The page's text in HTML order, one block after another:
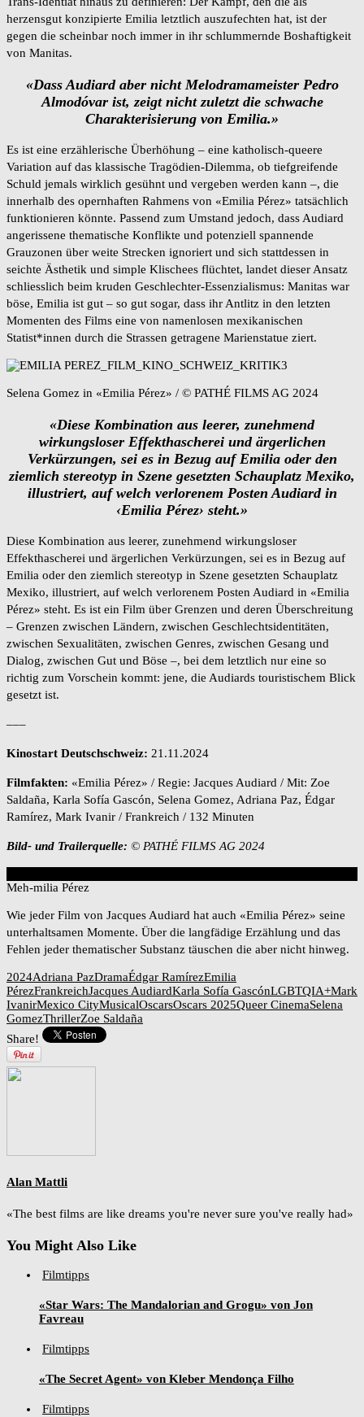
herzensgut konzipierte Emilia letztlich auszufechten hat, ist der
gegen die scheinbar noch immer in ihr schlummernde Boshaftigkeit
von Manitas.
«Dass Audiard aber nicht Melodramameister Pedro
Almodóvar ist, zeigt nicht zuletzt die schwache
Charakterisierung von Emilia.»
Es ist eine erzählerische Überhöhung – eine katholisch-queere
Variation auf das klassische Tragödien-Dilemma, ob tiefgreifende
Schuld jemals wirklich gesühnt und vergeben werden kann –, die
innerhalb des opernhaften Rahmens von «Emilia Pérez» tatsächlich
funktionieren könnte. Passend zum Umstand jedoch, dass Audiard
angerissene thematische Konflikte und potenziell spannende
Grauzonen über weite Strecken ignoriert und sich stattdessen in
seichte Ästhetik und simple Klischees flüchtet, landet dieser Ansatz
schliesslich beim kruden Geschlechter-Essenzialismus: Manitas war
böse, Emilia ist gut – so gut sogar, dass ihr Antlitz in den letzten
Momenten des Films eine von namenlosen mexikanischen
Statist*innen durch die Strassen getragene Marienstatue ziert.
Selena Gomez in «Emilia Pérez» / © PATHÉ FILMS AG 2024
«Diese Kombination aus leerer, zunehmend
wirkungsloser Effekthascherei und ärgerlichen
Verkürzungen, sei es in Bezug auf Emilia oder den
ziemlich stereotyp in Szene gesetzten Schauplatz Mexiko,
illustriert, auf welch verlorenem Posten Audiard in
‹Emilia Pérez› steht.»
Diese Kombination aus leerer, zunehmend wirkungsloser
Effekthascherei und ärgerlichen Verkürzungen, sei es in Bezug auf
Emilia oder den ziemlich stereotyp in Szene gesetzten Schauplatz
Mexiko, illustriert, auf welch verlorenem Posten Audiard in «Emilia
Pérez» steht. Es ist ein Film über Grenzen und deren Überschreitung
– Grenzen zwischen Ländern, zwischen Geschlechtsidentitäten,
zwischen Sexualitäten, zwischen Genres, zwischen Gesang und
Dialog, zwischen Gut und Böse –, bei dem letztlich nur eine so
richtig zum Vorschein kommt: jene, die Audiards touristischem Blick
gesetzt ist.
–––
Kinostart Deutschschweiz: 21.11.2024
Filmfakten: «Emilia Pérez» / Regie: Jacques Audiard / Mit: Zoe
Saldaña, Karla Sofía Gascón, Selena Gomez, Adriana Paz, Édgar
Ramírez, Mark Ivanir / Frankreich / 132 Minuten
Bild- und Trailerquelle: © PATHÉ FILMS AG 2024
Meh-milia Pérez
Wie jeder Film von Jacques Audiard hat auch «Emilia Pérez» seine
unterhaltsamen Momente. Über die langfädige Erzählung und das
Fehlen jeder thematischer Substanz täuschen die aber nicht hinweg.
2024Adriana PazDramaÉdgar RamírezEmilia
PérezFrankreichJacques AudiardKarla Sofía GascónLGBTQIA+Mark
IvanirMexico CityMusicalOscarsOscars 2025Queer CinemaSelena
GomezThrillerZoe Saldaña
Share!
Alan Mattli
«The best films are like dreams you're never sure you've really had»
You Might Also Like
Filmtipps
«Star Wars: The Mandalorian and Grogu» von Jon
Favreau
Filmtipps
«The Secret Agent» von Kleber Mendonça Filho
Filmtipps